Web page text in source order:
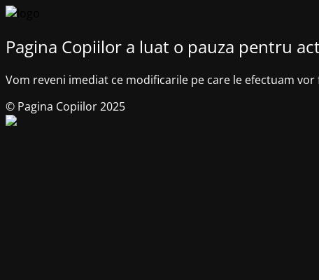
Pagina Copiilor a luat o pauza pentru
Vom reveni imediat ce modificarile pe care le efectuam
© Pagina Copiilor 2025